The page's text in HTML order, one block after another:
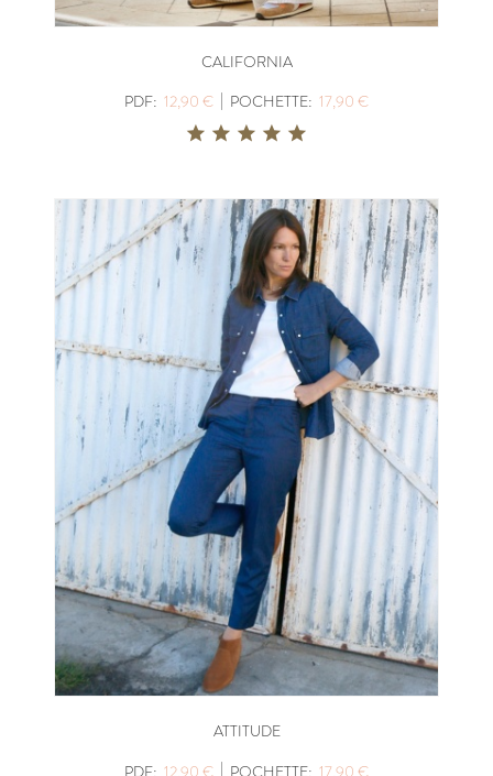
CALIFORNIA
PDF: 12,90 € | POCHETTE: 17,90 €
ATTITUDE
PDF: 12,90 € | POCHETTE: 17,90 €